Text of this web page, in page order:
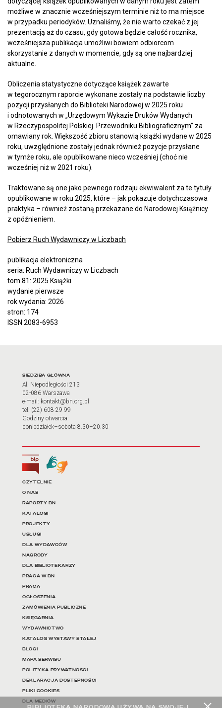
możliwe w znacznie wcześniejszym terminie niż to ma miejsce
w przypadku periodyków. Uznaliśmy, że nie warto czekać z jej
prezentacją aż do czasu, gdy gotowa będzie całość rocznika,
wcześniejsza publikacja umożliwi bowiem odbiorcom
skorzystanie z danych w momencie, gdy są one najbardziej
aktualne.
Obliczenia statystyczne dotyczące książek zawarte
w tegorocznym raporcie wykonane zostały na podstawie liczby
pozycji przysłanych do Biblioteki Narodowej w 2025 roku
i odnotowanych w „Urzędowym Wykazie Druków Wydanych
w Rzeczypospolitej Polskiej. Przewodniku Bibliograficznym” za
omawiany rok. Większość zbioru stanowią książki wydane w 2025
roku, uwzględnione zostały jednak również pozycje przysłane
w tymże roku, ale opublikowane nieco wcześniej (choć nie
wcześniej niż w 2021 roku).
Traktowane są one jako pewnego rodzaju ekwiwalent za te tytuły
opublikowane w roku 2025, które – jak pokazuje dotychczasowa
praktyka – również zostaną przekazane do Narodowej Książnicy
z opóźnieniem.
Pobierz Ruch Wydawniczy w Liczbach
publikacja elektroniczna
seria: Ruch Wydawniczy w Liczbach
tom 81: 2025 Książki
wydanie pierwsze
rok wydania: 2026
stron: 174
ISSN 2083-6953
Adres oraz godziny
SIEDZIBA GŁÓWNA
Al. Niepodległości 213
02-086 Warszawa
e-mail: kontakt@bn.org.pl
tel. (22) 608 29 99
Godziny otwarcia:
poniedziałek–sobota 8.30–20.30
Biuletyn Informacji Publicznej
Tłumacz języka migowego
Linki do najważniejszych
CZYTELNIE
O NAS
RAPORTY BN
KATALOGI
PROJEKTY
USŁUGI
DLA WYDAWCÓW
NAGRODY
DLA BIBLIOTEKARZY
PRACA W BN
PRACA
OGŁOSZENIA
ZAMÓWIENIA PUBLICZNE
KSIĘGARNIA
WYDAWNICTWO
KATALOG WYSTAWY STAŁEJ
BLOGI
MAPA SERWISU
POLITYKA PRYWATNOŚCI
DEKLARACJA DOSTĘPNOŚCI
PLIKI COOKIES
DLA MEDIÓW